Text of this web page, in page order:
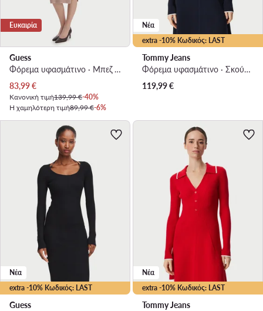
Ευκαιρία
Guess
Φόρεμα υφασμάτινο · Μπεζ · Midi
Τρέχουσα τιμή
83,99€
Κανονική τιμή139,99 €-40%
Η χαμηλότερη τιμή89,99 €-6%
extra -10% Κωδικός: LAST
Νέα
Tommy Jeans
Φόρεμα υφασμάτινο · Σκούρο μπλε · Mini
119,99€
extra -10% Κωδικός: LAST
Νέα
Guess
extra -10% Κωδικός: LAST
Νέα
Tommy Jeans